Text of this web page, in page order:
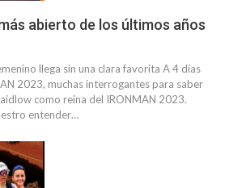
abierto de los últimos años
llega sin una clara favorita A 4 días
2023, muchas interrogantes para saber
como reina del IRONMAN 2023.
entender…